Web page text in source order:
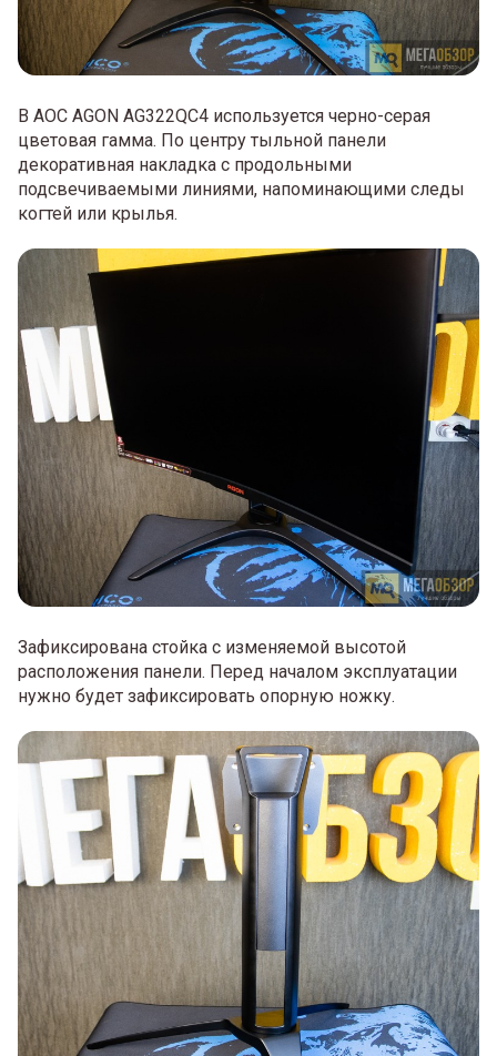
В AOC AGON AG322QC4 используется черно-серая
цветовая гамма. По центру тыльной панели
декоративная накладка с продольными
подсвечиваемыми линиями, напоминающими следы
когтей или крылья.
Зафиксирована стойка с изменяемой высотой
расположения панели. Перед началом эксплуатации
нужно будет зафиксировать опорную ножку.